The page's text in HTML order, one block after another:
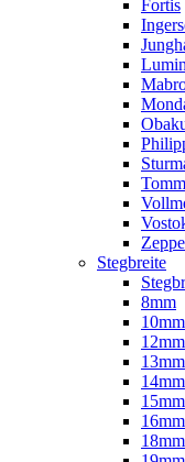
Fortis
Stegbreite
8mm
10mm
12mm
13mm
14mm
15mm
16mm
18mm